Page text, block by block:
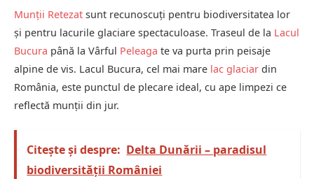
Munții Retezat sunt recunoscuți pentru biodiversitatea lor
și pentru lacurile glaciare spectaculoase. Traseul de la Lacul
Bucura până la Vârful Peleaga te va purta prin peisaje
alpine de vis. Lacul Bucura, cel mai mare lac glaciar din
România, este punctul de plecare ideal, cu ape limpezi ce
reflectă munții din jur.
Citește și despre: Delta Dunării – paradisul
biodiversității României